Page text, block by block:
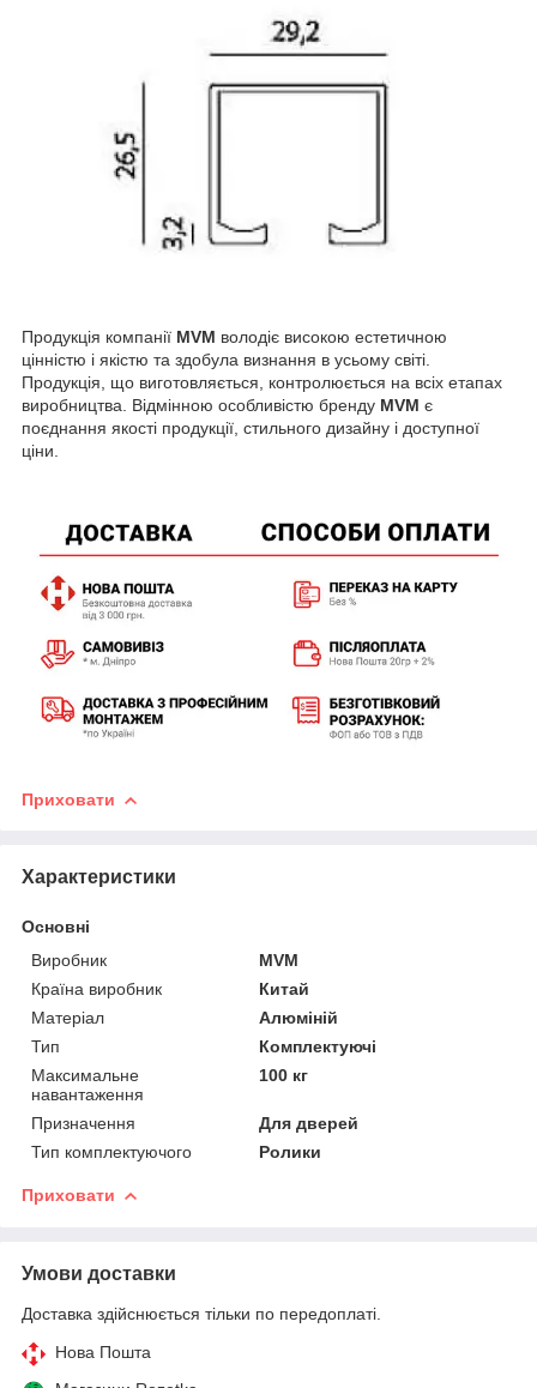
Продукція компанії MVM володіє високою естетичною
цінністю і якістю та здобула визнання в усьому світі.
Продукція, що виготовляється, контролюється на всіх етапах
виробництва. Відмінною особливістю бренду MVM є
поєднання якості продукції, стильного дизайну і доступної
ціни.
Приховати
Характеристики
Основні
Виробник
MVM
Країна виробник
Китай
Матеріал
Алюміній
Тип
Комплектуючі
Максимальне
навантаження
100 кг
Призначення
Для дверей
Тип комплектуючого
Ролики
Приховати
Умови доставки
Доставка здійснюється тільки по передоплаті.
Нова Пошта